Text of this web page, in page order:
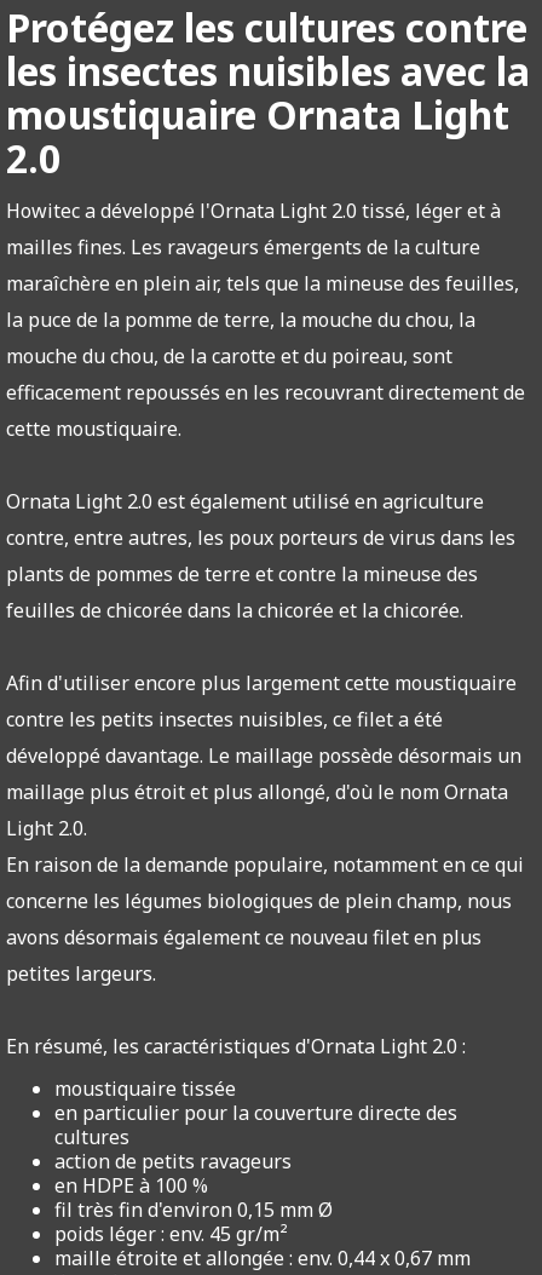
Protégez les cultures contre
les insectes nuisibles avec la
moustiquaire Ornata Light
2.0
Howitec a développé l'Ornata Light 2.0 tissé, léger et à
mailles fines. Les ravageurs émergents de la culture
maraîchère en plein air, tels que la mineuse des feuilles,
la puce de la pomme de terre, la mouche du chou, la
mouche du chou, de la carotte et du poireau, sont
efficacement repoussés en les recouvrant directement de
cette moustiquaire.
Ornata Light 2.0 est également utilisé en agriculture
contre, entre autres, les poux porteurs de virus dans les
plants de pommes de terre et contre la mineuse des
feuilles de chicorée dans la chicorée et la chicorée.
Afin d'utiliser encore plus largement cette moustiquaire
contre les petits insectes nuisibles, ce filet a été
développé davantage. Le maillage possède désormais un
maillage plus étroit et plus allongé, d'où le nom Ornata
Light 2.0.
En raison de la demande populaire, notamment en ce qui
concerne les légumes biologiques de plein champ, nous
avons désormais également ce nouveau filet en plus
petites largeurs.
En résumé, les caractéristiques d'Ornata Light 2.0 :
moustiquaire tissée
en particulier pour la couverture directe des
cultures
action de petits ravageurs
en HDPE à 100 %
fil très fin d'environ 0,15 mm Ø
poids léger : env. 45 gr/m²
maille étroite et allongée : env. 0,44 x 0,67 mm